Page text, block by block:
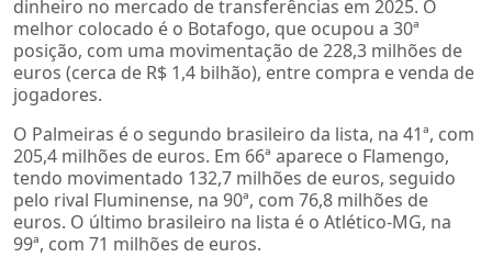
dinheiro no mercado de transferências em 2025. O
melhor colocado é o Botafogo, que ocupou a 30ª
posição, com uma movimentação de 228,3 milhões de
euros (cerca de R$ 1,4 bilhão), entre compra e venda de
jogadores.
O Palmeiras é o segundo brasileiro da lista, na 41ª, com
205,4 milhões de euros. Em 66ª aparece o Flamengo,
tendo movimentado 132,7 milhões de euros, seguido
pelo rival Fluminense, na 90ª, com 76,8 milhões de
euros. O último brasileiro na lista é o Atlético-MG, na
99ª, com 71 milhões de euros.